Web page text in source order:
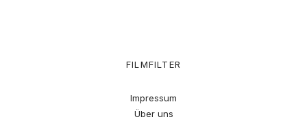
FILMFILTER
Impressum
Über uns